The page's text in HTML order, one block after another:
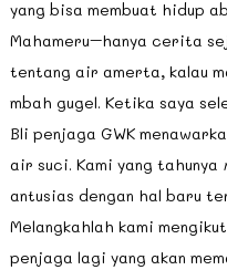
yang bisa membuat hidup
Mahameru–hanya cerita
tentang air amerta, kalau
mbah gugel. Ketika saya
Bli penjaga GWK
air suci. Kami yang tahunya
antusias dengan hal baru
Melangkahlah kami
penjaga lagi yang akan